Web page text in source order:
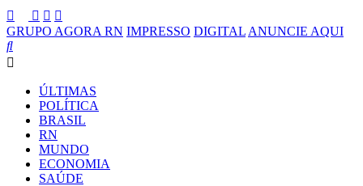
GRUPO AGORA RN IMPRESSO DIGITAL ANUNCIE AQUI
ÚLTIMAS
POLÍTICA
BRASIL
RN
MUNDO
ECONOMIA
SAÚDE